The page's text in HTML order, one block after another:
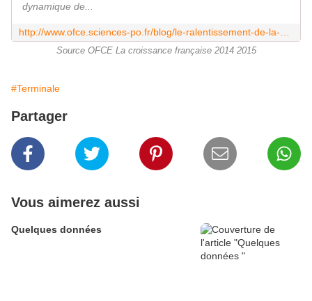
dynamique de...
Source OFCE La croissance française 2014 2015
#Terminale
Partager
Vous aimerez aussi
Quelques données